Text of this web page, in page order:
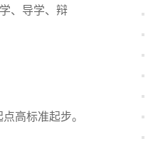
、导学、辩
高标准起步。